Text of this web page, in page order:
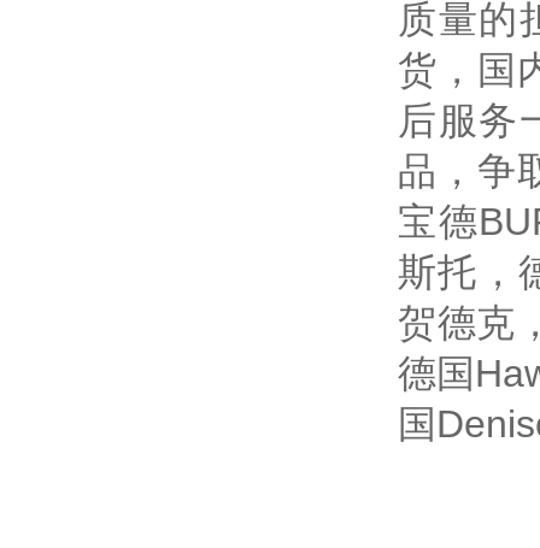
质量的
货，国
后服务
品，争
宝德
斯托，
贺德克
德国
国